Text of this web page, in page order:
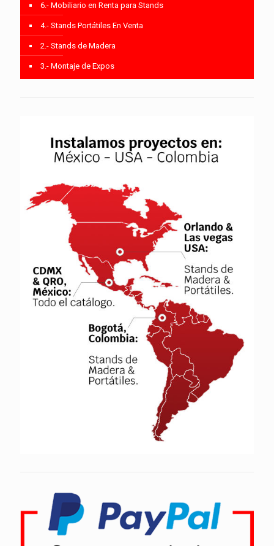
6.- Mobiliario en Renta para Stands
4.- Stands Portátiles En Venta
2.- Stands de Madera
3.- Montaje de Expos